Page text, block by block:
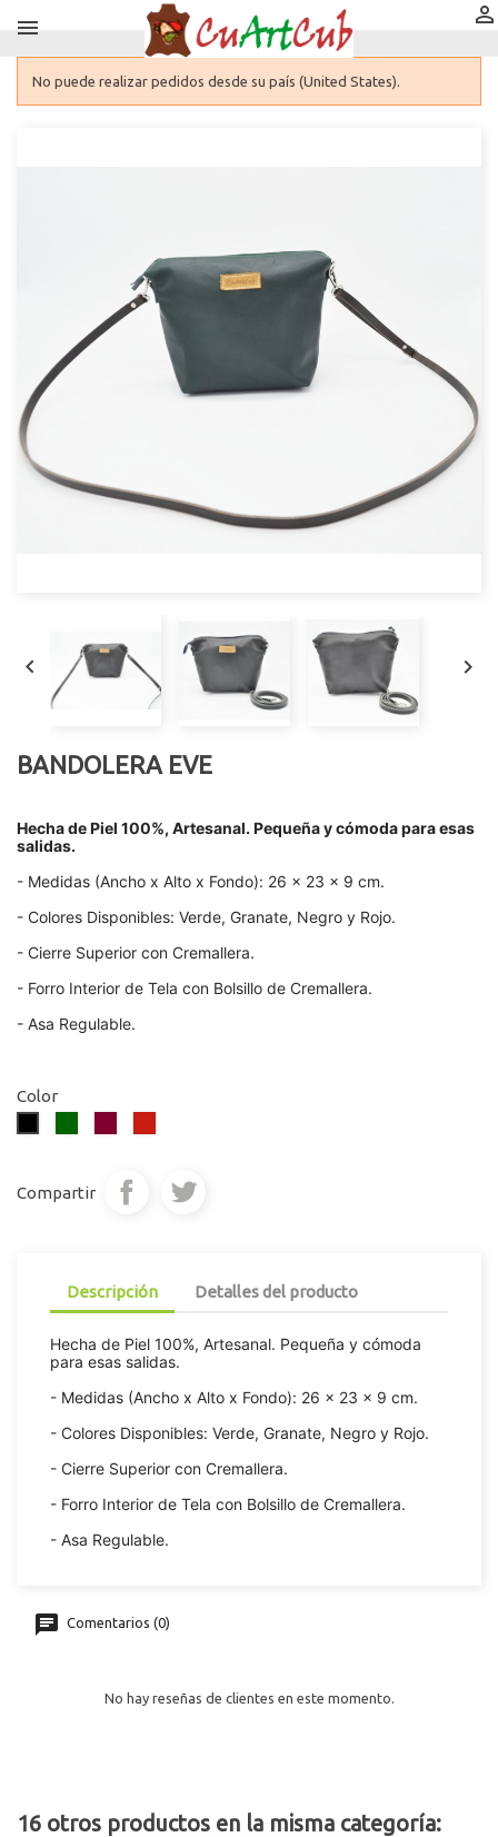
 
No puede realizar pedidos desde su país (United States).
 
BANDOLERA EVE
Hecha de Piel 100%, Artesanal. Pequeña y cómoda para esas
salidas.
- Medidas (Ancho x Alto x Fondo): 26 x 23 x 9 cm.
- Colores Disponibles: Verde, Granate, Negro y Rojo.
- Cierre Superior con Cremallera.
- Forro Interior de Tela con Bolsillo de Cremallera.
- Asa Regulable.
Color
OscuroSangríaCampari
Compartir
Descripción Detalles del producto
Hecha de Piel 100%, Artesanal. Pequeña y cómoda
para esas salidas.
- Medidas (Ancho x Alto x Fondo): 26 x 23 x 9 cm.
- Colores Disponibles: Verde, Granate, Negro y Rojo.
- Cierre Superior con Cremallera.
- Forro Interior de Tela con Bolsillo de Cremallera.
- Asa Regulable.
Comentarios (0)
No hay reseñas de clientes en este momento.
16 otros productos en la misma categoría: